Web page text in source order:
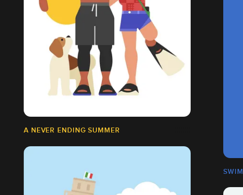
A NEVER ENDING SUMMER
SWIM